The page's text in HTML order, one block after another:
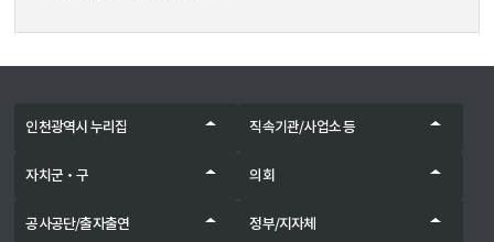
인천광역시 누리집 직속기관/사업소 등
자치군‧구 의회
공사공단/출자출연 정부/지자체